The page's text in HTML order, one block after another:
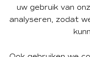
uw gebruik van
analyseren, zodat